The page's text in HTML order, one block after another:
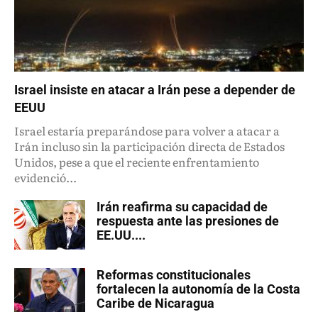
Israel insiste en atacar a Irán pese a depender de
EEUU
Israel estaría preparándose para volver a atacar a
Irán incluso sin la participación directa de Estados
Unidos, pese a que el reciente enfrentamiento
evidenció...
Irán reafirma su capacidad de
respuesta ante las presiones de
EE.UU....
Reformas constitucionales
fortalecen la autonomía de la Costa
Caribe de Nicaragua